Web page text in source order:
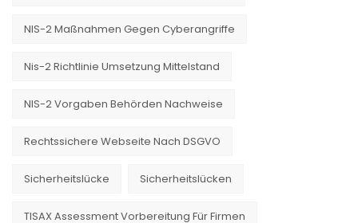
NIS-2 Maßnahmen Gegen Cyberangriffe
Nis-2 Richtlinie Umsetzung Mittelstand
NIS-2 Vorgaben Behörden Nachweise
Rechtssichere Webseite Nach DSGVO
Sicherheitslücke Sicherheitslücken
TISAX Assessment Vorbereitung Für Firmen